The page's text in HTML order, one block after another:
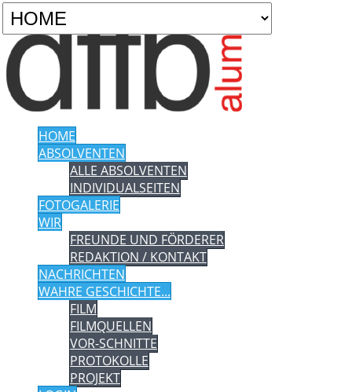
HOME
ABSOLVENTEN
ALLE ABSOLVENTEN
INDIVIDUALSEITEN
FOTOGALERIE
WIR
FREUNDE UND FÖRDERER
REDAKTION / KONTAKT
NACHRICHTEN
WAHRE GESCHICHTE...
FILM
FILMQUELLEN
VOR-SCHNITTE
PROTOKOLLE
PROJEKT